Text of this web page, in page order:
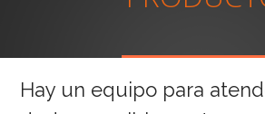
Hay un equipo para